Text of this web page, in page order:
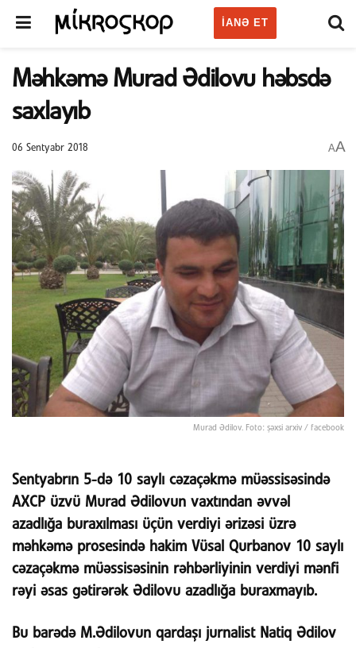
IANƏ ET
Məhkəmə Murad Ədilovu həbsdə
saxlayıb
06 Sentyabr 2018 AA
Murad Ədilov. Foto: şəxsi arxiv / facebook
Sentyabrın 5-də 10 saylı cəzaçəkmə müəssisəsində
AXCP üzvü Murad Ədilovun vaxtından əvvəl
azadlığa buraxılması üçün verdiyi ərizəsi üzrə
məhkəmə prosesində hakim Vüsal Qurbanov 10 saylı
cəzaçəkmə müəssisəsinin rəhbərliyinin verdiyi mənfi
rəyi əsas gətirərək Ədilovu azadlığa buraxmayıb.
Bu barədə M.Ədilovun qardaşı jurnalist Natiq Ədilov